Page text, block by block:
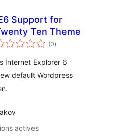
Support for
Ten Theme
(0notes
en
)
Internet Explorer 6
default Wordpress
actives